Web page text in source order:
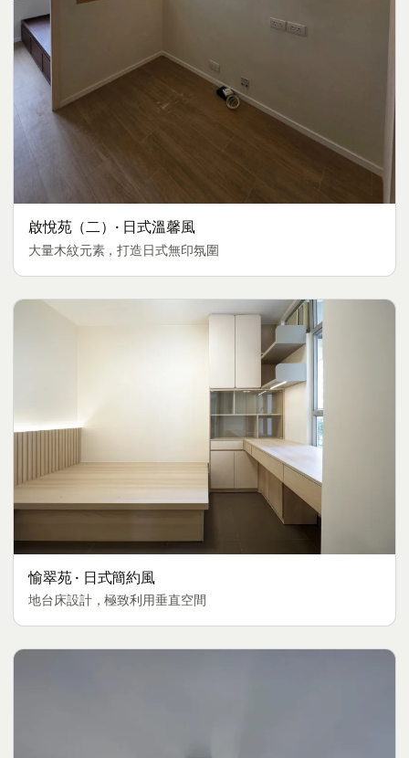
啟悅苑（二）· 日式溫馨風
大量木紋元素，打造日式無印氛圍
愉翠苑 · 日式簡約風
地台床設計，極致利用垂直空間